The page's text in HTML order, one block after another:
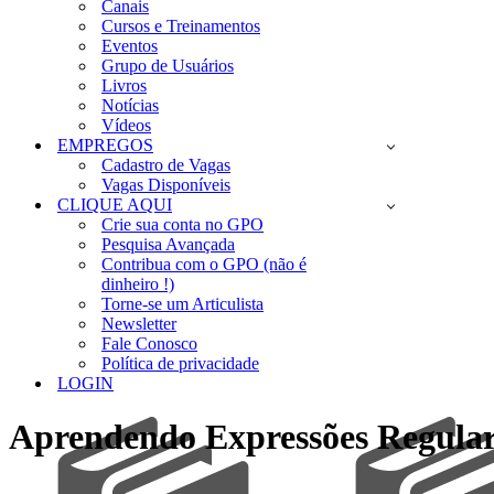
Canais
Cursos e Treinamentos
Eventos
Grupo de Usuários
Livros
Notícias
Vídeos
EMPREGOS
Cadastro de Vagas
Vagas Disponíveis
CLIQUE AQUI
Crie sua conta no GPO
Pesquisa Avançada
Contribua com o GPO (não é
dinheiro !)
Torne-se um Articulista
Newsletter
Fale Conosco
Política de privacidade
LOGIN
Aprendendo Expressões